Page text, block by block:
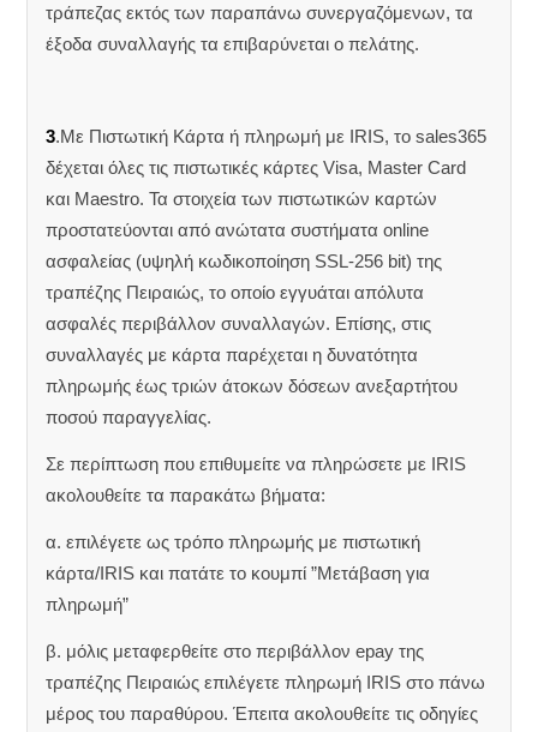
τράπεζας εκτός των παραπάνω συνεργαζόμενων, τα
έξοδα συναλλαγής τα επιβαρύνεται ο πελάτης.
3.Με Πιστωτική Κάρτα ή πληρωμή με IRIS, το sales365
δέχεται όλες τις πιστωτικές κάρτες Visa, Master Card
και Maestro. Τα στοιχεία των πιστωτικών καρτών
προστατεύονται από ανώτατα συστήματα online
ασφαλείας (υψηλή κωδικοποίηση SSL-256 bit) της
τραπέζης Πειραιώς, το οποίο εγγυάται απόλυτα
ασφαλές περιβάλλον συναλλαγών. Επίσης, στις
συναλλαγές με κάρτα παρέχεται η δυνατότητα
πληρωμής έως τριών άτοκων δόσεων ανεξαρτήτου
ποσού παραγγελίας.
Σε περίπτωση που επιθυμείτε να πληρώσετε με IRIS
ακολουθείτε τα παρακάτω βήματα:
α. επιλέγετε ως τρόπο πληρωμής με πιστωτική
κάρτα/IRIS και πατάτε το κουμπί ”Μετάβαση για
πληρωμή”
β. μόλις μεταφερθείτε στο περιβάλλον epay της
τραπέζης Πειραιώς επιλέγετε πληρωμή IRIS στο πάνω
μέρος του παραθύρου. Έπειτα ακολουθείτε τις οδηγίες